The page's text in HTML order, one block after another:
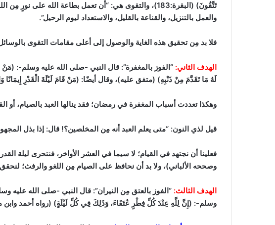
تَتَّقُونَ) (البقرة:183)
، والتقوى هي: “أن تعمل بطاعة الله على نورٍ مِن
والعمل بالتنزيل، والقناعة بالقليل، والاستعداد ليوم الرحيل”.
فلا بد مِن تحقيق هذه الغاية والوصول إلى أعلى مقامات التقوى
الهدف الثاني: “الفوز بالمغفرة”: قال النبي -صلى الله عليه وسلم-: (مَنْ
لَهُ مَا تَقَدَّمَ مِنْ ذَنْبِهِ) (متفق عليه)، وقال أيضًا: (مَنْ قَامَ لَيْلَةَ الْقَدْرِ
وهكذا تعددت أسباب المغفرة في رمضان؛ فقد ينالها العبد بالصيام، أو
قيل لذي النون: “متى يعلم العبد أنه مِن المخلصين؟! قال: إذا بذل
فعلينا أن نجتهد في القيام؛ لا سيما في العشر الأواخر، فنتحرى
وصححه الألباني)، ولا بد أن نحافظ على الصيام مِن اللغو والرفث؛
الهدف الثالث: “الفوز بالعتق مِن النيران”: قال النبي -صلى الله عليه
وسلم-: (إِنَّ لِلَّهِ عِنْدَ كُلِّ فِطْرٍ عُتَقَاءَ، وَذَلِكَ فِي كُلِّ لَيْلَةٍ) (رواه أحمد